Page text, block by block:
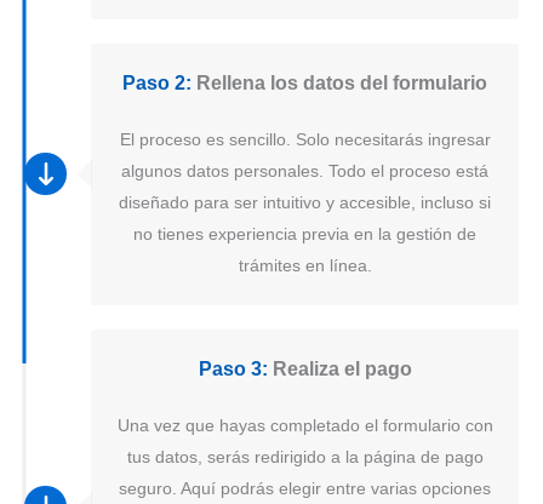
Paso 2: Rellena los datos del formulario
El proceso es sencillo. Solo necesitarás ingresar
algunos datos personales. Todo el proceso está
diseñado para ser intuitivo y accesible, incluso si
no tienes experiencia previa en la gestión de
trámites en línea.
Paso 3: Realiza el pago
Una vez que hayas completado el formulario con
tus datos, serás redirigido a la página de pago
seguro. Aquí podrás elegir entre varias opciones